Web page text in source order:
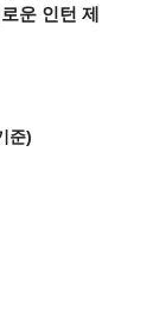
운 인턴 제
준)